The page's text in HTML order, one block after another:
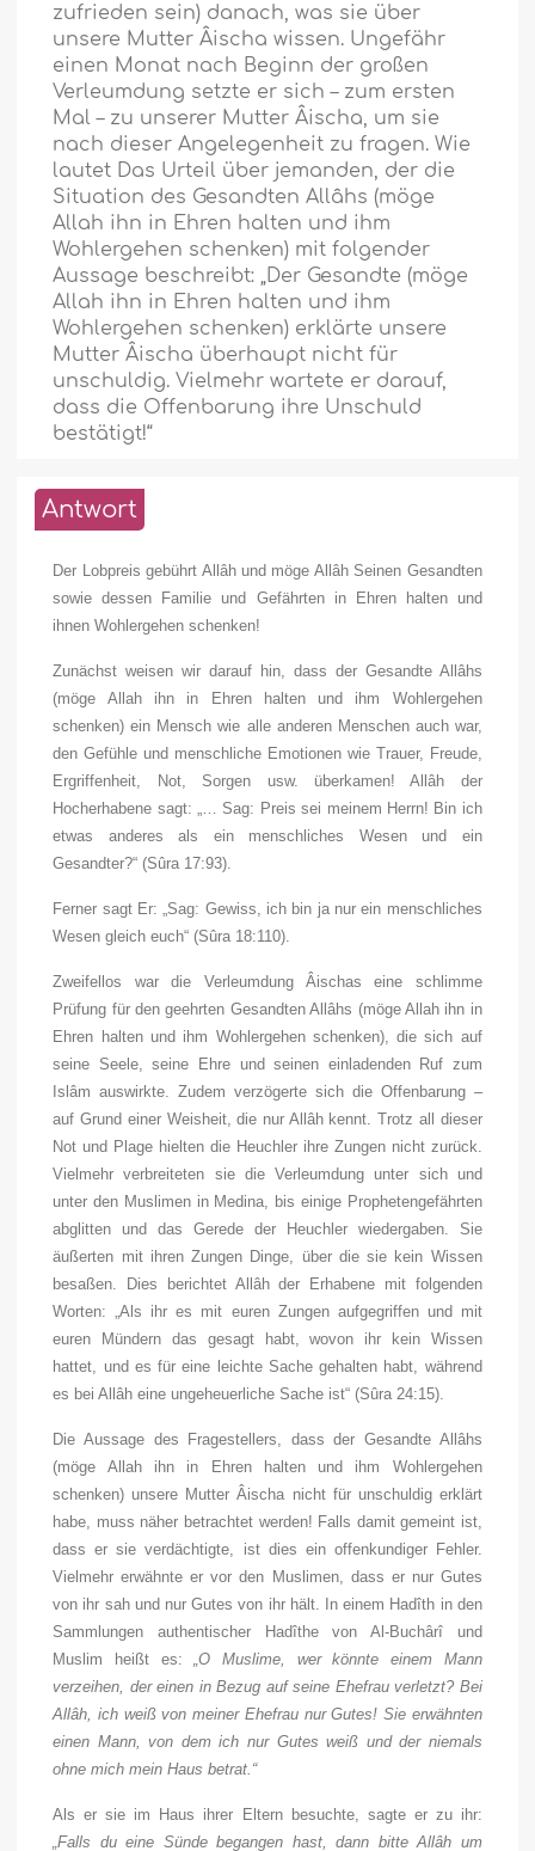
zufrieden sein) danach, was sie über
unsere Mutter Âischa wissen. Ungefähr
einen Monat nach Beginn der großen
Verleumdung setzte er sich – zum ersten
Mal – zu unserer Mutter Âischa, um sie
nach dieser Angelegenheit zu fragen. Wie
lautet Das Urteil über jemanden, der die
Situation des Gesandten Allâhs (möge
Allah ihn in Ehren halten und ihm
Wohlergehen schenken) mit folgender
Aussage beschreibt: „Der Gesandte (möge
Allah ihn in Ehren halten und ihm
Wohlergehen schenken) erklärte unsere
Mutter Âischa überhaupt nicht für
unschuldig. Vielmehr wartete er darauf,
dass die Offenbarung ihre Unschuld
bestätigt!“
Antwort
Der Lobpreis gebührt Allâh und möge Allâh Seinen Gesandten
sowie dessen Familie und Gefährten in Ehren halten und
ihnen Wohlergehen schenken!
Zunächst weisen wir darauf hin, dass der Gesandte Allâhs
(möge Allah ihn in Ehren halten und ihm Wohlergehen
schenken) ein Mensch wie alle anderen Menschen auch war,
den Gefühle und menschliche Emotionen wie Trauer, Freude,
Ergriffenheit, Not, Sorgen usw. überkamen! Allâh der
Hocherhabene sagt: „… Sag: Preis sei meinem Herrn! Bin ich
etwas anderes als ein menschliches Wesen und ein
Gesandter?“ (Sûra 17:93).
Ferner sagt Er: „Sag: Gewiss, ich bin ja nur ein menschliches
Wesen gleich euch“ (Sûra 18:110).
Zweifellos war die Verleumdung Âischas eine schlimme
Prüfung für den geehrten Gesandten Allâhs (möge Allah ihn in
Ehren halten und ihm Wohlergehen schenken), die sich auf
seine Seele, seine Ehre und seinen einladenden Ruf zum
Islâm auswirkte. Zudem verzögerte sich die Offenbarung –
auf Grund einer Weisheit, die nur Allâh kennt. Trotz all dieser
Not und Plage hielten die Heuchler ihre Zungen nicht zurück.
Vielmehr verbreiteten sie die Verleumdung unter sich und
unter den Muslimen in Medina, bis einige Prophetengefährten
abglitten und das Gerede der Heuchler wiedergaben. Sie
äußerten mit ihren Zungen Dinge, über die sie kein Wissen
besaßen. Dies berichtet Allâh der Erhabene mit folgenden
Worten: „Als ihr es mit euren Zungen aufgegriffen und mit
euren Mündern das gesagt habt, wovon ihr kein Wissen
hattet, und es für eine leichte Sache gehalten habt, während
es bei Allâh eine ungeheuerliche Sache ist“ (Sûra 24:15).
Die Aussage des Fragestellers, dass der Gesandte Allâhs
(möge Allah ihn in Ehren halten und ihm Wohlergehen
schenken) unsere Mutter Âischa nicht für unschuldig erklärt
habe, muss näher betrachtet werden! Falls damit gemeint ist,
dass er sie verdächtigte, ist dies ein offenkundiger Fehler.
Vielmehr erwähnte er vor den Muslimen, dass er nur Gutes
von ihr sah und nur Gutes von ihr hält. In einem Hadîth in den
Sammlungen authentischer Hadîthe von Al-Buchârî und
Muslim heißt es:„O Muslime, wer könnte einem Mann
verzeihen, der einen in Bezug auf seine Ehefrau verletzt? Bei
Allâh, ich weiß von meiner Ehefrau nur Gutes! Sie erwähnten
einen Mann, von dem ich nur Gutes weiß und der niemals
ohne mich mein Haus betrat.“
Als er sie im Haus ihrer Eltern besuchte, sagte er zu ihr:
„Falls du eine Sünde begangen hast, dann bitte Allâh um